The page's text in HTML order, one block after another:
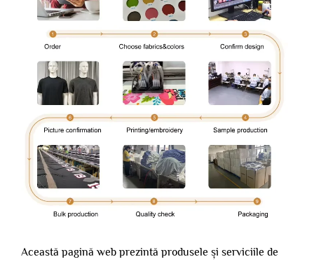
Această pagină web prezintă produsele și serviciile de